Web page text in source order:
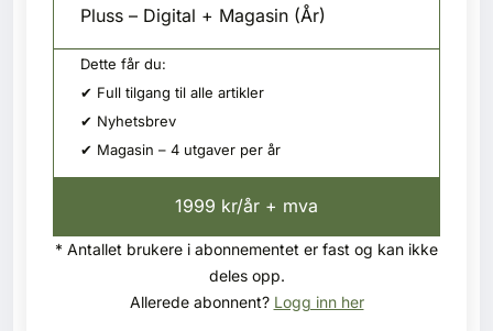
Pluss – Digital + Magasin (År)
Dette får du:
✔ Full tilgang til alle artikler
✔ Nyhetsbrev
✔ Magasin – 4 utgaver per år
1999 kr/år + mva
* Antallet brukere i abonnementet er fast og kan ikke
deles opp.
Allerede abonnent? Logg inn her